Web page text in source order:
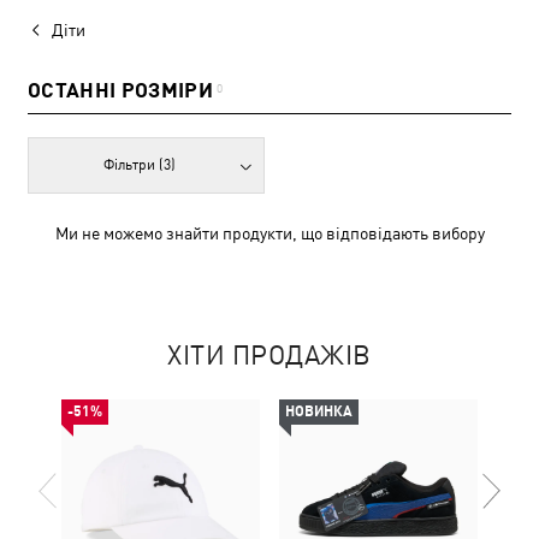
Діти
ОСТАННІ РОЗМІРИ 0
Фільтри (3)
Ми не можемо знайти продукти, що відповідають вибору
ХІТИ ПРОДАЖІВ
-51% НОВИНКА